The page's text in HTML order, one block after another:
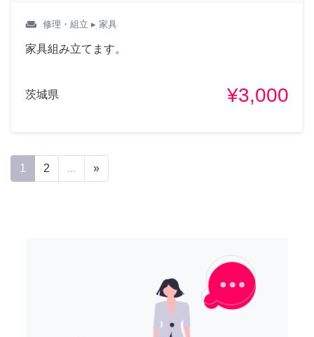
weekend 修理・組立 ▸ 家具
家具組み立てます。
茨城県 ¥3,000
1 2 ... »